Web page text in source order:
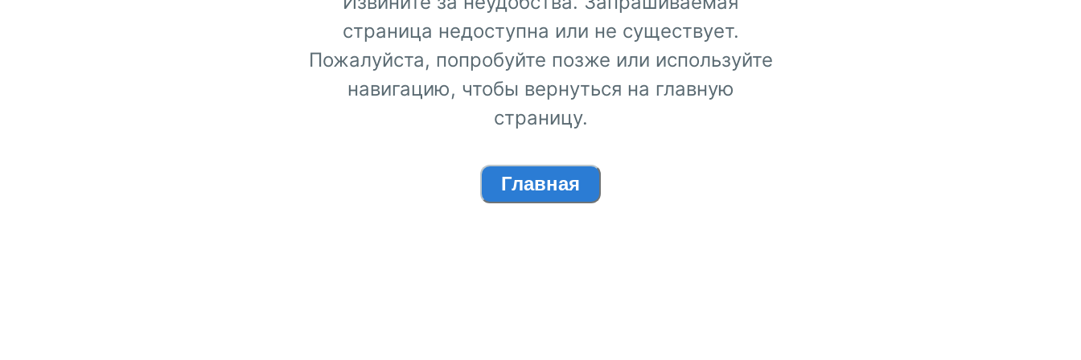
страница недоступна или не существует.
Пожалуйста, попробуйте позже или используйте
навигацию, чтобы вернуться на главную
страницу.
Главная